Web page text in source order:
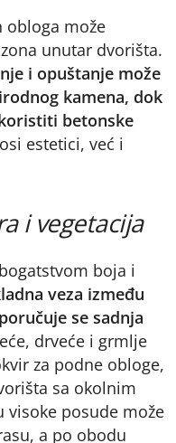
obloga može
unutar dvorišta.
i opuštanje može
kamena, dok
betonske
estetici, već i
i vegetacija
boja i
veza između
se sadnja
drveće i grmlje
za podne obloge,
sa okolnim
visoke posude može
a po obodu